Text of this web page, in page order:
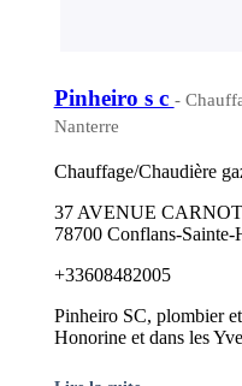
Pinheiro s c -
Nanterre
Chauffage/Chaudière
37 AVENUE CARNOT
78700 Conflans-Sainte-
+33608482005
Pinheiro SC, plombier
Honorine et dans les